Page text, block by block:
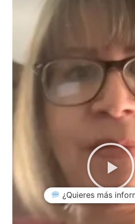
¿Quieres más